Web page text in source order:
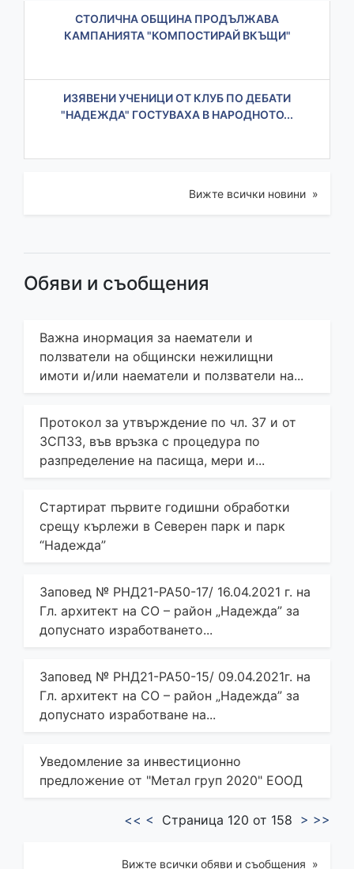
СТОЛИЧНА ОБЩИНА ПРОДЪЛЖАВА
КАМПАНИЯТА "КОМПОСТИРАЙ ВКЪЩИ"
ИЗЯВЕНИ УЧЕНИЦИ ОТ КЛУБ ПО ДЕБАТИ
"НАДЕЖДА" ГОСТУВАХА В НАРОДНОТО...
Вижте всички новини »
Обяви и съобщения
Важна инормация за наематели и
ползватели на общински нежилищни
имоти и/или наематели и ползватели на...
Протокол за утвърждение по чл. 37 и от
ЗСПЗЗ, във връзка с процедура по
разпределение на пасища, мери и...
Стартират първите годишни обработки
срещу кърлежи в Северен парк и парк
“Надежда”
Заповед № РНД21-РА50-17/ 16.04.2021 г. на
Гл. архитект на СО – район „Надежда” за
допуснато изработването...
Заповед № РНД21-РА50-15/ 09.04.2021г. на
Гл. архитект на СО – район „Надежда” за
допуснато изработване на...
Уведомление за инвестиционно
предложение от "Метал груп 2020" ЕООД
<< < Страница 120 от 158 > >>
Вижте всички обяви и съобщения »